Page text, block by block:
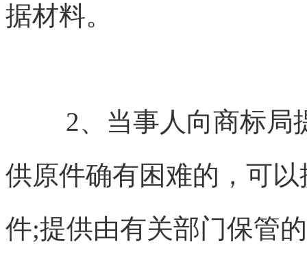
据材料。
2、当事人向商标局
供原件确有困难的，可
件;提供由有关部门保管